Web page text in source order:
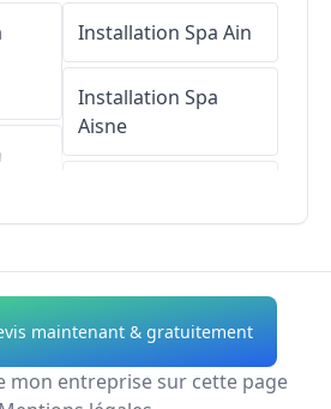
Installation Spa Ain
Installation Spa
Aisne
Allier
Provence
maintenant & gratuitement
mon entreprise sur cette page